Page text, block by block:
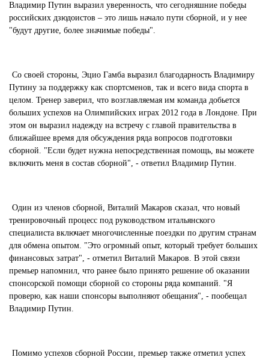
Владимир Путин выразил уверенность, что сегодняшние победы
российских дзюдоистов – это лишь начало пути сборной, и у нее
"будут другие, более значимые победы".
Со своей стороны, Эцио Гамба выразил благодарность Владимиру
Путину за поддержку как спортсменов, так и всего вида спорта в
целом. Тренер заверил, что возглавляемая им команда добьется
больших успехов на Олимпийских играх 2012 года в Лондоне. При
этом он выразил надежду на встречу с главой правительства в
ближайшее время для обсуждения ряда вопросов подготовки
сборной. "Если будет нужна непосредственная помощь, вы можете
включить меня в состав сборной", - ответил Владимир Путин.
Один из членов сборной, Виталий Макаров сказал, что новый
тренировочный процесс под руководством итальянского
специалиста включает многочисленные поездки по другим странам
для обмена опытом. "Это огромный опыт, который требует больших
финансовых затрат", - отметил Виталий Макаров. В этой связи
премьер напомнил, что ранее было принято решение об оказании
спонсорской помощи сборной со стороны ряда компаний. "Я
проверю, как наши спонсоры выполняют обещания", - пообещал
Владимир Путин.
Помимо успехов сборной России, премьер также отметил успех